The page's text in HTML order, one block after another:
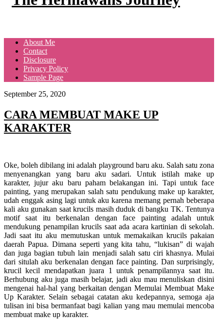
About Me
Contact
Disclosure
Privacy Policy
Sample Page
September 25, 2020
CARA MEMBUAT MAKE UP
KARAKTER
Oke, boleh dibilang ini adalah playground baru aku. Salah satu zona
menyenangkan yang baru aku sadari. Untuk istilah make up
karakter, jujur aku baru paham belakangan ini. Tapi untuk face
painting, yang merupakan salah satu pendukung make up karakter,
udah enggak asing lagi untuk aku karena memang pernah beberapa
kali aku gunakan saat krucils masih duduk di bangku TK. Tentunya
motif saat itu berkenalan dengan face painting adalah untuk
mendukung penampilan krucils saat ada acara kartinian di sekolah.
Jadi saat itu aku memutuskan untuk memakaikan krucils pakaian
daerah Papua. Dimana seperti yang kita tahu, “lukisan” di wajah
dan juga bagian tubuh lain menjadi salah satu ciri khasnya. Mulai
dari situlah aku berkenalan dengan face painting. Dan surprisingly,
krucil kecil mendapatkan juara 1 untuk penampilannya saat itu.
Berhubung aku juga masih belajar, jadi aku mau menuliskan disini
mengenai hal-hal yang berkaitan dengan Memulai Membuat Make
Up Karakter. Selain sebagai catatan aku kedepannya, semoga aja
tulisan ini bisa bermanfaat bagi kalian yang mau memulai mencoba
membuat make up karakter.